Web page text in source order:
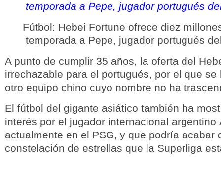
temporada a Pepe, jugador portugués
Fútbol: Hebei Fortune ofrece diez
temporada a Pepe, jugador portugués
A punto de cumplir 35 años, la oferta del
irrechazable para el portugués, por el que se
otro equipo chino cuyo nombre no ha
El fútbol del gigante asiático también ha
interés por el jugador internacional argentino
actualmente en el PSG, y que podría acabar
constelación de estrellas que la Superliga